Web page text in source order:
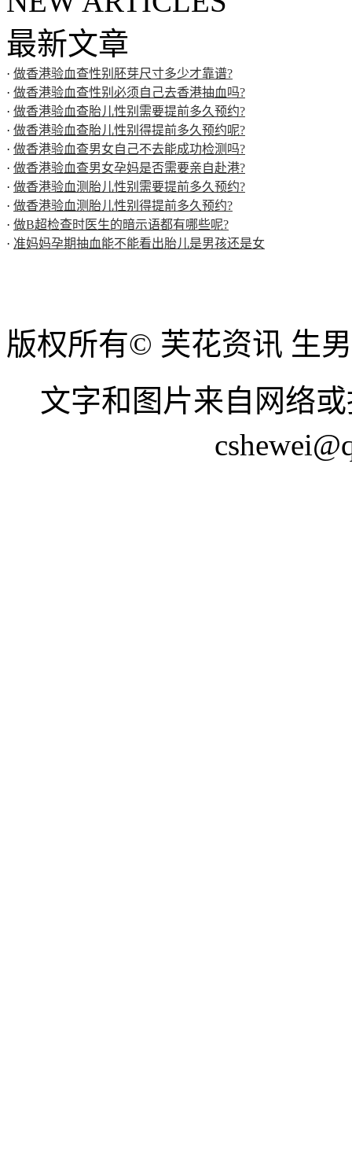
最新文章
· 做香港验血查性别胚芽尺寸多少才靠谱?
· 做香港验血查性别必须自己去香港抽血吗?
· 做香港验血查胎儿性别需要提前多久预约?
· 做香港验血查胎儿性别得提前多久预约呢?
· 做香港验血查男女自己不去能成功检测吗?
· 做香港验血查男女孕妈是否需要亲自赴港?
· 做香港验血测胎儿性别需要提前多久预约?
· 做香港验血测胎儿性别得提前多久预约?
· 做B超检查时医生的暗示语都有哪些呢?
· 准妈妈孕期抽血能不能看出胎儿是男孩还是女
版权所有© 芙花资讯 生
文字和图片来自网络